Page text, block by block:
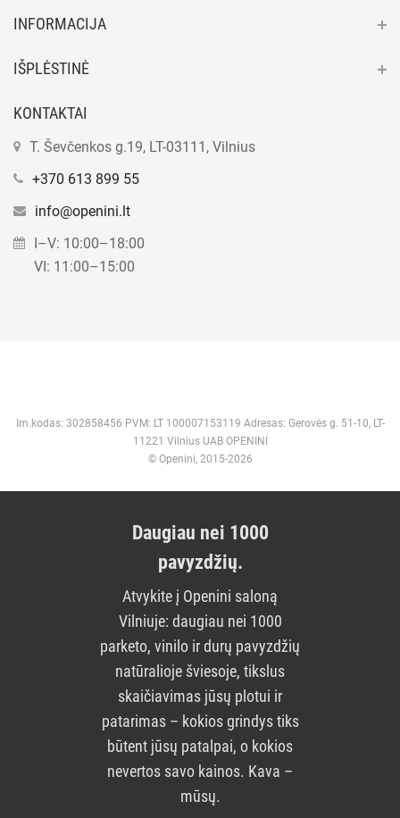
INFORMACIJA
IŠPLĖSTINĖ
KONTAKTAI
T. Ševčenkos g.19, LT-03111, Vilnius
+370 613 899 55
info@openini.lt
I–V: 10:00–18:00
VI: 11:00–15:00
Im.kodas: 302858456 PVM: LT 100007153119 Adresas: Gerovės g. 51-10, LT-
11221 Vilnius UAB OPENINI
© Openini, 2015-2026
Daugiau nei 1000
pavyzdžių.
Atvykite į Openini saloną
Vilniuje: daugiau nei 1000
parketo, vinilo ir durų pavyzdžių
natūralioje šviesoje, tikslus
skaičiavimas jūsų plotui ir
patarimas – kokios grindys tiks
būtent jūsų patalpai, o kokios
nevertos savo kainos. Kava –
mūsų.